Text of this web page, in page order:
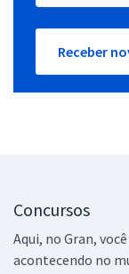
Receber
Concursos
Aqui, no Gran,
acontecendo no